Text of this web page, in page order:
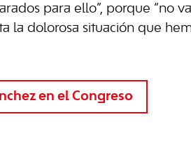
para ello”, porque “no
la dolorosa situación que
en el Congreso